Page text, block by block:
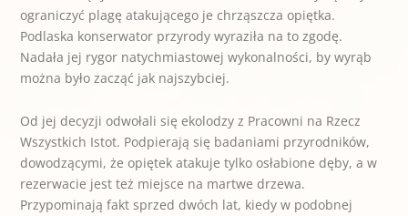
ograniczyć plagę atakującego je chrząszcza opiętka.
Podlaska konserwator przyrody wyraziła na to zgodę.
Nadała jej rygor natychmiastowej wykonalności, by wyrąb
można było zacząć jak najszybciej.
Od jej decyzji odwołali się ekolodzy z Pracowni na Rzecz
Wszystkich Istot. Podpierają się badaniami przyrodników,
dowodzącymi, że opiętek atakuje tylko osłabione dęby, a w
rezerwacie jest też miejsce na martwe drzewa.
Przypominają fakt sprzed dwóch lat, kiedy w podobnej